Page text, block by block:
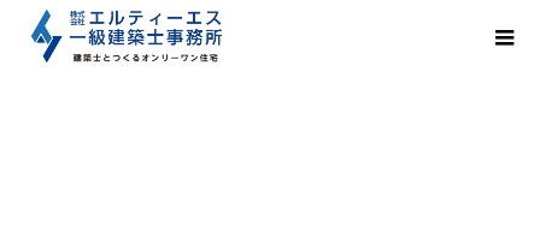
造作工事